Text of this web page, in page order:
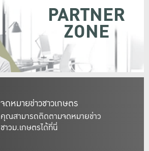
จดหมายข่าวชาวเกษตร
คุณสามารถติดตามจดหมายข่าว
ชาวม.เกษตรได้ที่นี่
PARTNER
ZONE